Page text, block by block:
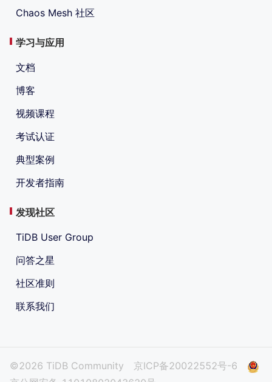
Chaos Mesh 社区
学习与应用
文档
博客
视频课程
考试认证
典型案例
开发者指南
发现社区
TiDB User Group
问答之星
社区准则
联系我们
©2026 TiDB Community
京ICP备20022552号-6